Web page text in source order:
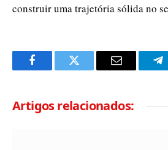
construir uma trajetória sólida no
FacebookTwitter Email
Artigos relacionados: